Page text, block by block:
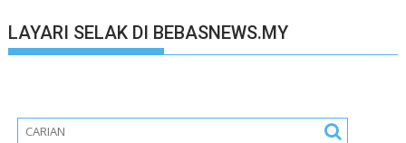
LAYARI SELAK DI BEBASNEWS.MY